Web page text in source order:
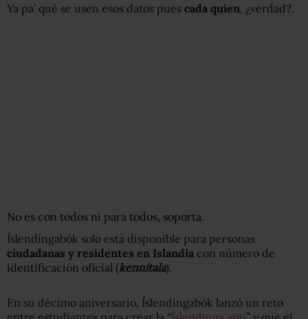
Ya pa’ qué se usen esos datos pues cada quien , ¿verdad?.
No es con todos ni para todos, soporta.
Íslendingabók solo está disponible para personas
ciudadanas y residentes en Islandia con número de
identificación oficial (kennitala).
En su décimo aniversario, Íslendingabók lanzó un reto